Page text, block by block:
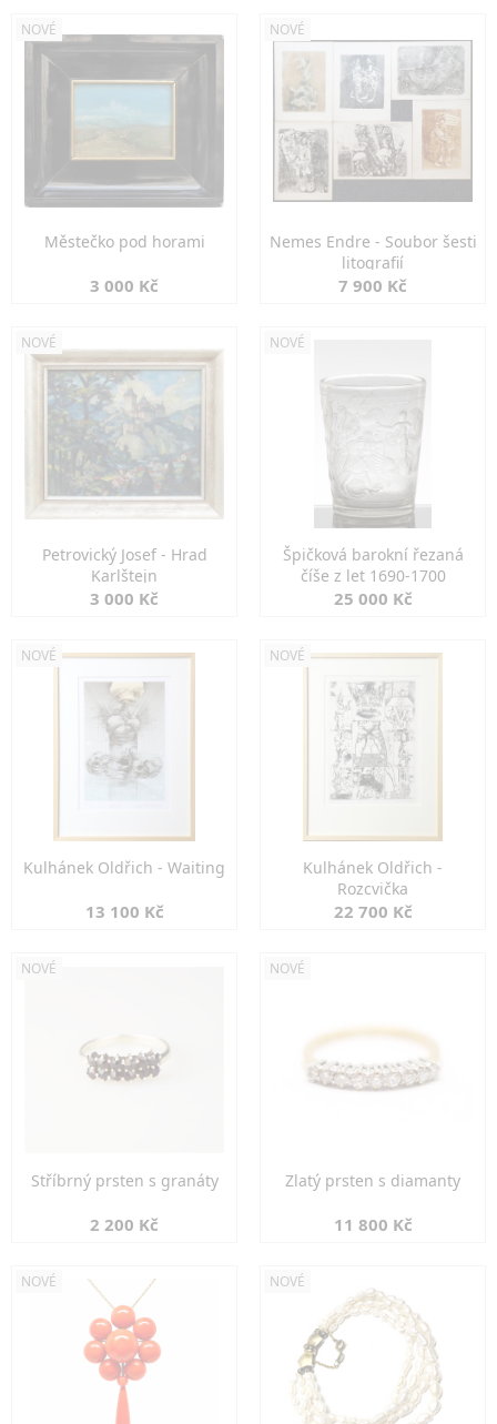
NOVÉ
Městečko pod horami
3 000 Kč
NOVÉ
Nemes Endre - Soubor šesti
litografií
7 900 Kč
NOVÉ
Petrovický Josef - Hrad
Karlštejn
3 000 Kč
NOVÉ
Špičková barokní řezaná
číše z let 1690-1700
25 000 Kč
NOVÉ
Kulhánek Oldřich - Waiting
13 100 Kč
NOVÉ
Kulhánek Oldřich -
Rozcvička
22 700 Kč
NOVÉ
Stříbrný prsten s granáty
2 200 Kč
NOVÉ
Zlatý prsten s diamanty
11 800 Kč
NOVÉ NOVÉ